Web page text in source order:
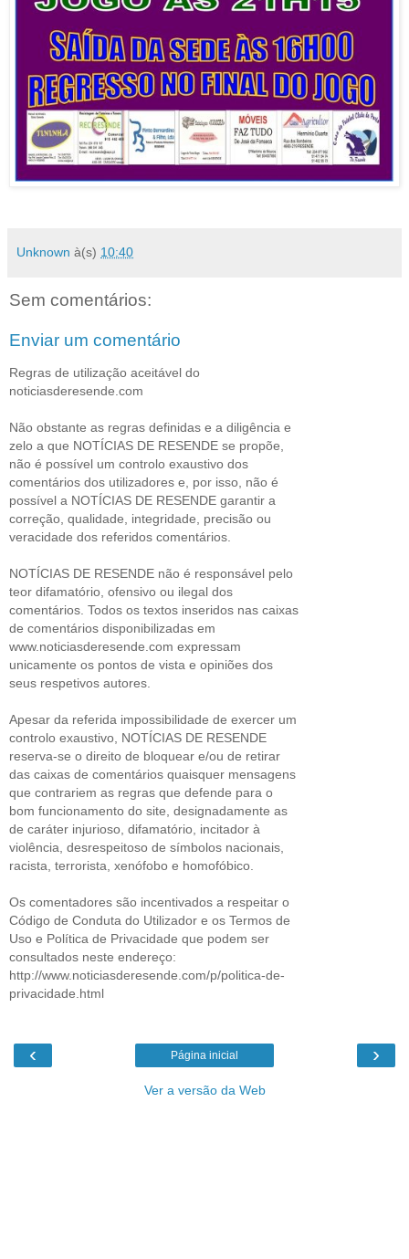
Unknown à(s) 10:40
Sem comentários:
Enviar um comentário
Regras de utilização aceitável do
noticiasderesende.com
Não obstante as regras definidas e a diligência e
zelo a que NOTÍCIAS DE RESENDE se propõe,
não é possível um controlo exaustivo dos
comentários dos utilizadores e, por isso, não é
possível a NOTÍCIAS DE RESENDE garantir a
correção, qualidade, integridade, precisão ou
veracidade dos referidos comentários.
NOTÍCIAS DE RESENDE não é responsável pelo
teor difamatório, ofensivo ou ilegal dos
comentários. Todos os textos inseridos nas caixas
de comentários disponibilizadas em
www.noticiasderesende.com expressam
unicamente os pontos de vista e opiniões dos
seus respetivos autores.
Apesar da referida impossibilidade de exercer um
controlo exaustivo, NOTÍCIAS DE RESENDE
reserva-se o direito de bloquear e/ou de retirar
das caixas de comentários quaisquer mensagens
que contrariem as regras que defende para o
bom funcionamento do site, designadamente as
de caráter injurioso, difamatório, incitador à
violência, desrespeitoso de símbolos nacionais,
racista, terrorista, xenófobo e homofóbico.
Os comentadores são incentivados a respeitar o
Código de Conduta do Utilizador e os Termos de
Uso e Política de Privacidade que podem ser
consultados neste endereço:
http://www.noticiasderesende.com/p/politica-de-
privacidade.html
‹ ›
Página inicial
Ver a versão da Web